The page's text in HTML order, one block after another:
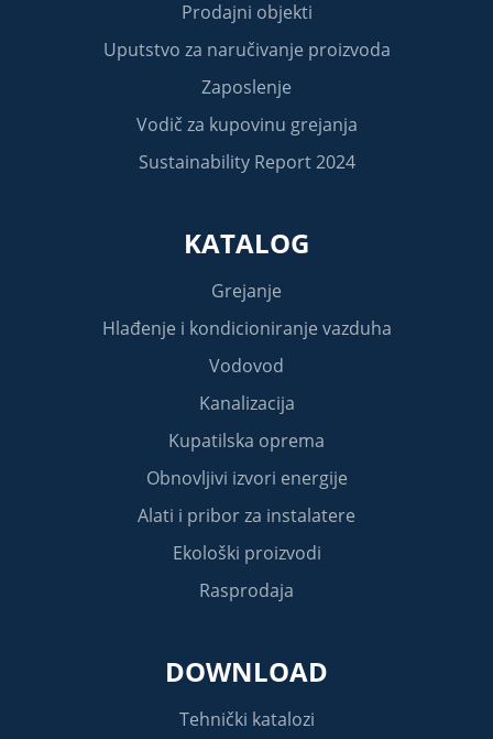
Prodajni objekti
Uputstvo za naručivanje proizvoda
Zaposlenje
Vodič za kupovinu grejanja
Sustainability Report 2024
KATALOG
Grejanje
Hlađenje i kondicioniranje vazduha
Vodovod
Kanalizacija
Kupatilska oprema
Obnovljivi izvori energije
Alati i pribor za instalatere
Ekološki proizvodi
Rasprodaja
DOWNLOAD
Tehnički katalozi